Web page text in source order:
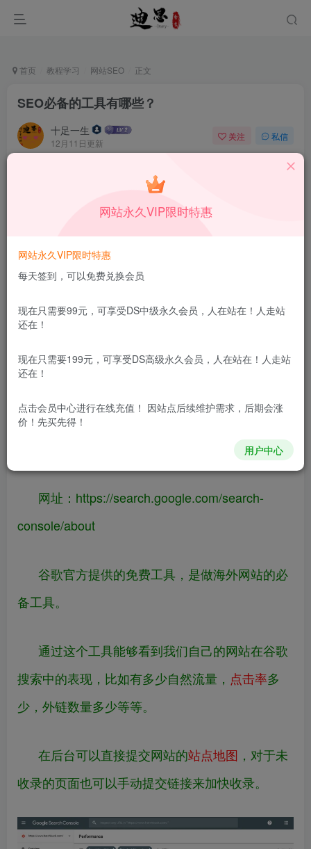
首页 教程学习 网站SEO 正文
SEO必备的工具有哪些？
十足一生
12月11日更新
关注 私信
本站所有内容来自互联网收集，仅供学习和交流，请勿用于商业
用途。如有侵权、不妥之处，请第一时间联系我们删除！
网址： https://search.google.com/search-
console/about
谷歌官方提供的免费工具，是做海外网站的必
备工具。
通过这个工具能够看到我们自己的网站在谷歌
搜索中的表现，比如有多少自然流量， 点击率多
少，外链数量多少等等。
在后台可以直接提交网站的站点地图 ，对于未
收录的页面也可以手动提交链接来加快收录。
网站永久VIP限时特惠
网站永久VIP限时特惠
每天签到，可以免费兑换会员
现在只需要99元，可享受DS中级永久会员，人在站在！人走站
还在！
现在只需要199元，可享受DS高级永久会员，人在站在！人走站
还在！
点击会员中心进行在线充值！ 因站点后续维护需求，后期会涨
价！先买先得！
用户中心